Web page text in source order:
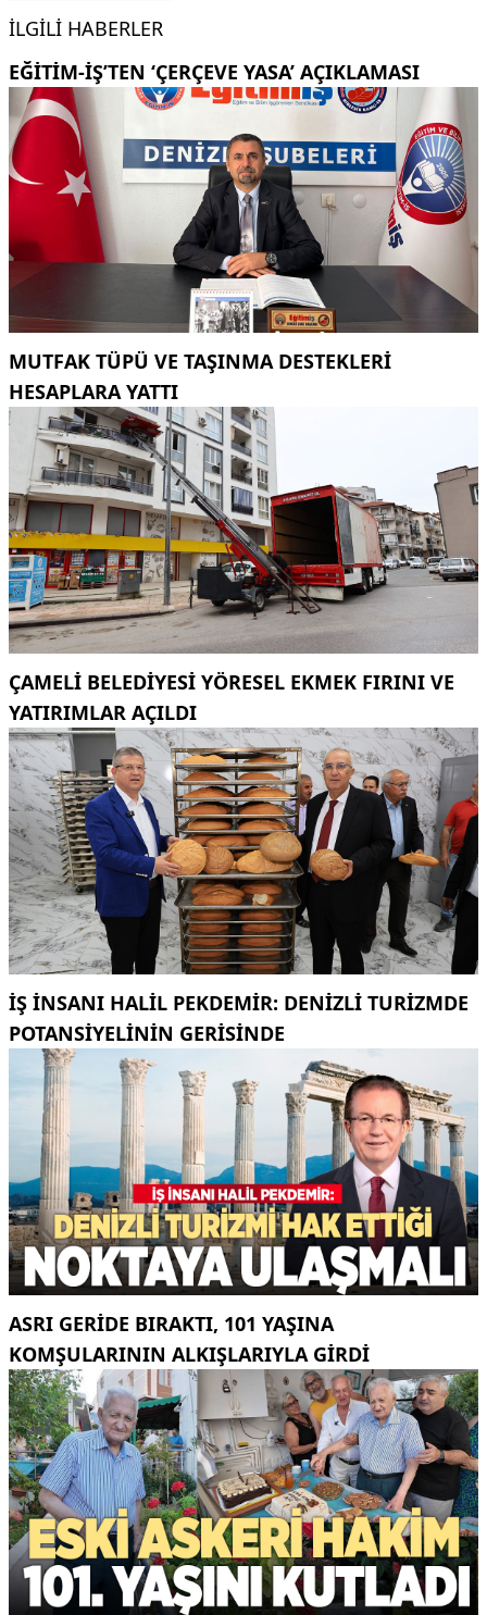
İLGILI HABERLER
EĞITIM-İŞ’TEN ‘ÇERÇEVE YASA’ AÇIKLAMASI
MUTFAK TÜPÜ VE TAŞINMA DESTEKLERI
HESAPLARA YATTI
ÇAMELI BELEDIYESI YÖRESEL EKMEK FIRINI VE
YATIRIMLAR AÇILDI
İŞ INSANI HALIL PEKDEMIR: DENIZLI TURIZMDE
POTANSIYELININ GERISINDE
ASRI GERIDE BIRAKTI, 101 YAŞINA
KOMŞULARININ ALKIŞLARIYLA GIRDI